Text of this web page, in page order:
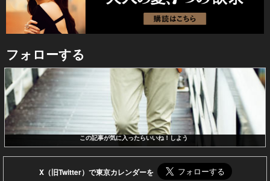
フォローする
この記事が気に入ったらいいね！しよう
X（旧Twitter）で東京カレンダーを